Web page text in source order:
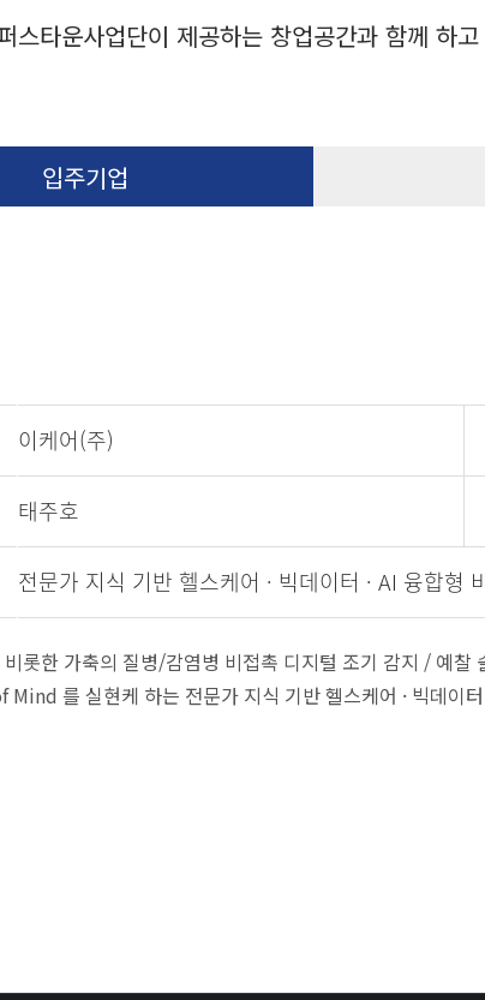
스타운사업단이 제공하는 창업공간과 함께 하
입주기업
이케어(주)
태주호
전문가 지식 기반 헬스케어 · 빅데이터 · AI 융합형
롯한 가축의 질병/감염병 비접촉 디지털 조기 감지 / 예
를 실현케 하는 전문가 지식 기반 헬스케어 · 빅데이